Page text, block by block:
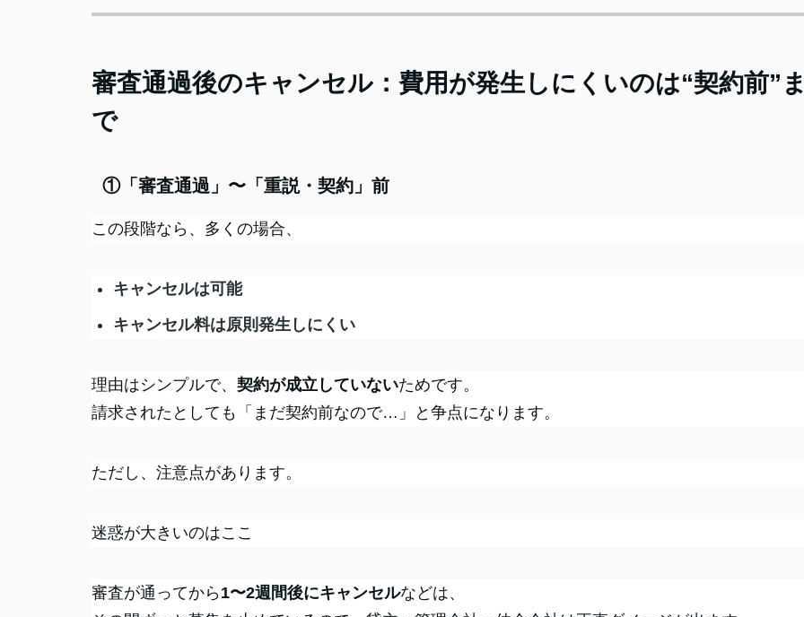
審査通過後のキャンセル：費用が発生しにくいのは“契約前”
で
①「審査通過」〜「重説・契約」前
この段階なら、多くの場合、
キャンセルは可能
キャンセル料は原則発生しにくい
理由はシンプルで、 契約が成立していないためです。
請求されたとしても「まだ契約前なので…」と争点になります。
ただし、注意点があります。
迷惑が大きいのはここ
審査が通ってから1〜2週間後にキャンセルなどは、